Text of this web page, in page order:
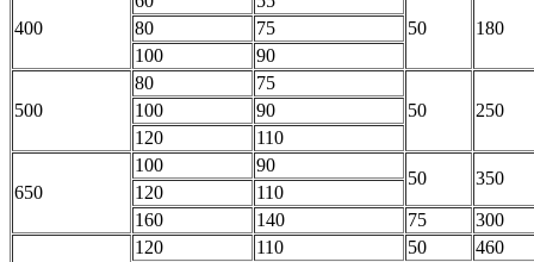
400
50
180
80
75
100
90
500
80
75
50
250
100
90
120
110
650
100 90
50 350
120
110
160
140 75 300
120 110 50
460